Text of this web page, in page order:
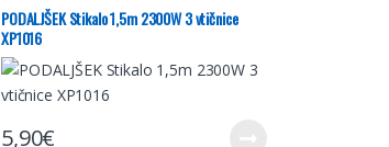
PODALJŠEK Stikalo 1,5m 2300W 3 vtičnice
XP1016
5,90€